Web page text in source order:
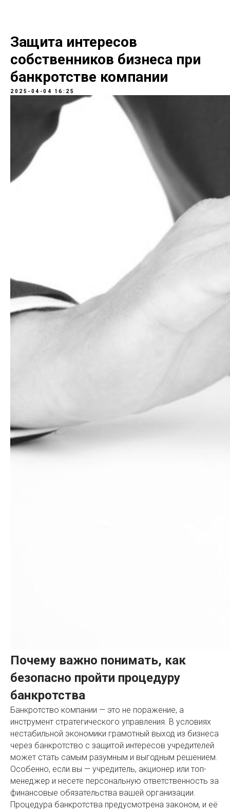
Защита интересов
собственников бизнеса при
банкротстве компании
2025-04-04 16:25
Почему важно понимать, как
безопасно пройти процедуру
банкротства
Банкротство компании — это не поражение, а
инструмент стратегического управления. В условиях
нестабильной экономики грамотный выход из бизнеса
через банкротство с защитой интересов учредителей
может стать самым разумным и выгодным решением.
Особенно, если вы — учредитель, акционер или топ-
менеджер и несете персональную ответственность за
финансовые обязательства вашей организации.
Процедура банкротства предусмотрена законом, и её